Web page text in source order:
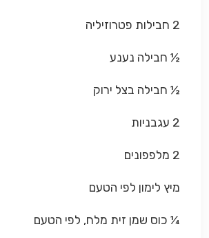
2 חבילות פטרוזיליה
½ חבילה נענע
½ חבילה בצל ירוק
2 עגבניות
2 מלפפונים
מיץ לימון לפי הטעם
¼ כוס שמן זית מלח, לפי הטעם